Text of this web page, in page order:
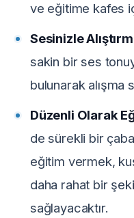
ve eğitime kafes
Sesinizle
sakin bir ses
bulunarak
Düzenli Olarak
de sürekli bir
eğitim vermek,
daha rahat bir
sağlayacaktır.